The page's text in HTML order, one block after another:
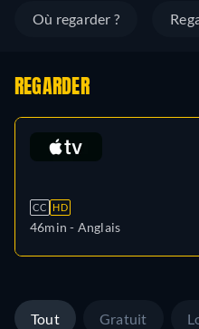
Où regarder ?
REGARDER
CC HD
46min - Anglais
Tout Gratuit